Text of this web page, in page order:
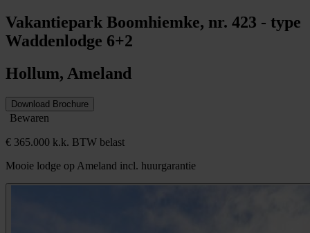
Vakantiepark Boomhiemke, nr. 423 - type
Waddenlodge 6+2
Hollum, Ameland
Download Brochure
Bewaren
€ 365.000 k.k. BTW belast
Mooie lodge op Ameland incl. huurgarantie